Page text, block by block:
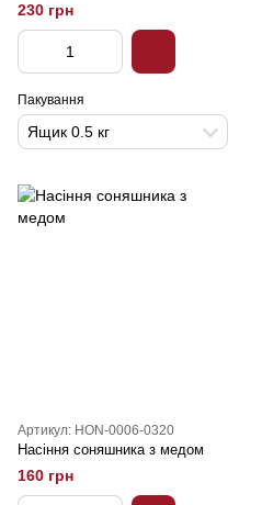
230 грн
Пакування
Ящик 0.5 кг
Артикул: HON-0006-0320
Насіння соняшника з медом
160 грн